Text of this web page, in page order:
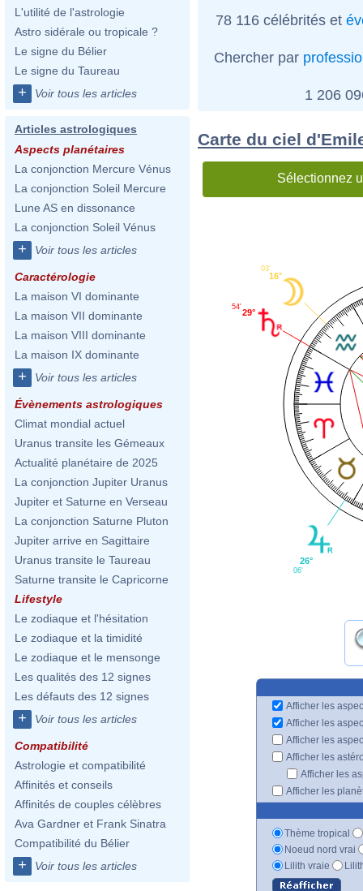
L'utilité de l'astrologie
Astro sidérale ou tropicale ?
Le signe du Bélier
Le signe du Taureau
+ Voir tous les articles
Articles astrologiques
Aspects planétaires
La conjonction Mercure Vénus
La conjonction Soleil Mercure
Lune AS en dissonance
La conjonction Soleil Vénus
+ Voir tous les articles
Caractérologie
La maison VI dominante
La maison VII dominante
La maison VIII dominante
La maison IX dominante
+ Voir tous les articles
Évènements astrologiques
Climat mondial actuel
Uranus transite les Gémeaux
Actualité planétaire de 2025
La conjonction Jupiter Uranus
Jupiter et Saturne en Verseau
La conjonction Saturne Pluton
Jupiter arrive en Sagittaire
Uranus transite le Taureau
Saturne transite le Capricorne
Lifestyle
Le zodiaque et l'hésitation
Le zodiaque et la timidité
Le zodiaque et le mensonge
Les qualités des 12 signes
Les défauts des 12 signes
+ Voir tous les articles
Compatibilité
Astrologie et compatibilité
Affinités et conseils
Affinités de couples célèbres
Ava Gardner et Frank Sinatra
Compatibilité du Bélier
+ Voir tous les articles
78 116 célébrités et
Chercher par
1 206
Carte du ciel
Sélectionnez
16°
03'
29°
54'
26°
06'
Afficher les
Afficher les
Afficher les
Afficher les
Afficher les
Afficher les
Thème tropical
Noeud nord vrai
Lilith vraie